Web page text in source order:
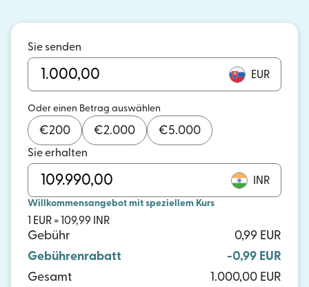
Sie senden
EUR
Oder einen Betrag auswählen
€200 €2.000 €5.000
Sie erhalten
INR
Willkommensangebot mit speziellem Kurs
1 EUR = 109,99 INR
Gebühr
0,99 EUR
Gebührenrabatt
-0,99 EUR
Gesamt
1.000,00 EUR